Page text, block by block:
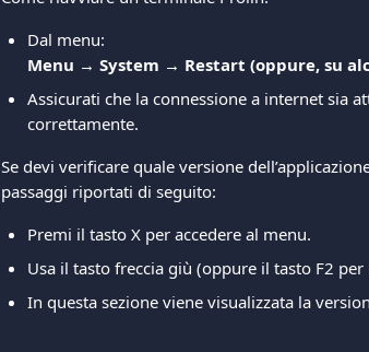
Dal menu:
Menu → System → Restart (oppure, su
Assicurati che la connessione a internet sia
correttamente.
Se devi verificare quale versione
passaggi riportati di seguito:
Premi il tasto X per accedere al menu.
Usa il tasto freccia giù (oppure il tasto F2
In questa sezione viene visualizzata la